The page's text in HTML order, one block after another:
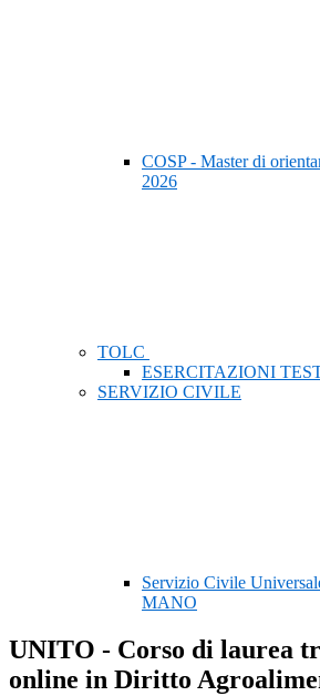
COSP - Master di
2026
TOLC
ESERCITAZIONI
SERVIZIO CIVILE
Servizio Civile
MANO
UNITO - Corso di laurea
online in Diritto